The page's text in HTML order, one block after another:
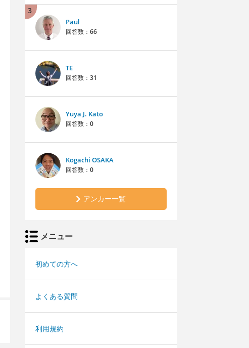
3
Paul
回答数： 66
TE
回答数： 31
Yuya J. Kato
回答数： 0
Kogachi OSAKA
回答数： 0
アンカー一覧
メニュー
初めての方へ
よくある質問
利用規約